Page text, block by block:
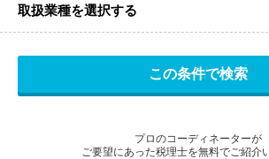
取扱業種を選択する
プロのコーディネーターが
ご要望にあった税理士を無料でご紹介